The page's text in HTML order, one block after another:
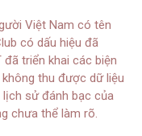
Việt Nam có tên
có dấu hiệu đã
triển khai các biện
thu được dữ liệu
lịch sử đánh bạc của
chưa thể làm rõ.